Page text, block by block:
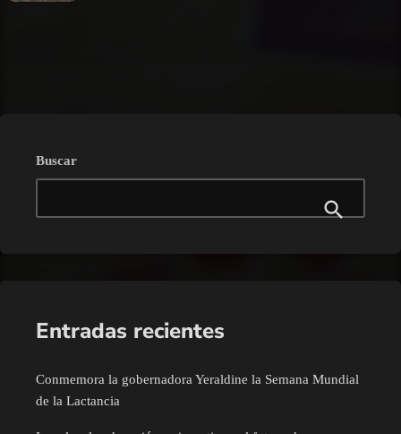
Buscar
Entradas recientes
Conmemora la gobernadora Yeraldine la Semana Mundial
de la Lactancia